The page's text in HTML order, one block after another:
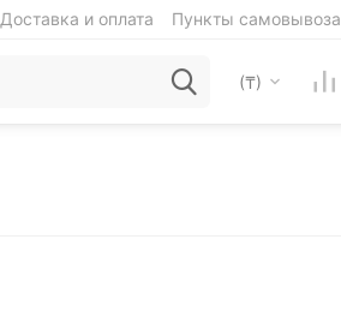
Доставка и оплата Пункты самовывоза
(₸)